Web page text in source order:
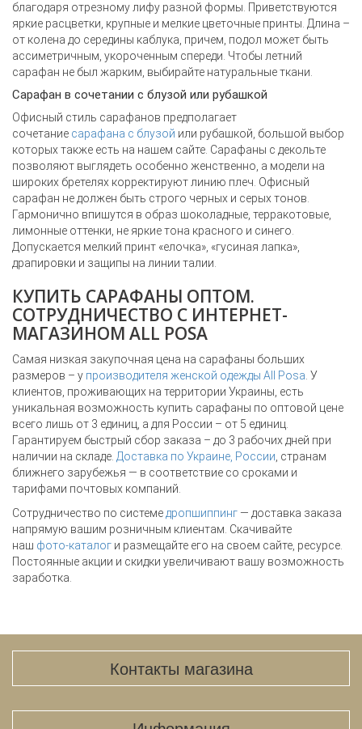
благодаря отрезному лифу разной формы. Приветствуются
яркие расцветки, крупные и мелкие цветочные принты. Длина –
от колена до середины каблука, причем, подол может быть
ассиметричным, укороченным спереди. Чтобы летний
сарафан не был жарким, выбирайте натуральные ткани.
Сарафан в сочетании с блузой или рубашкой
Офисный стиль сарафанов предполагает
сочетание сарафана с блузой или рубашкой, большой выбор
которых также есть на нашем сайте. Сарафаны с декольте
позволяют выглядеть особенно женственно, а модели на
широких бретелях корректируют линию плеч. Офисный
сарафан не должен быть строго черных и серых тонов.
Гармонично впишутся в образ шоколадные, терракотовые,
лимонные оттенки, не яркие тона красного и синего.
Допускается мелкий принт «елочка», «гусиная лапка»,
драпировки и защипы на линии талии.
КУПИТЬ САРАФАНЫ ОПТОМ.
СОТРУДНИЧЕСТВО С ИНТЕРНЕТ-
МАГАЗИНОМ ALL POSA
Самая низкая закупочная цена на сарафаны больших
размеров – у производителя женской одежды All Posa . У
клиентов, проживающих на территории Украины, есть
уникальная возможность купить сарафаны по оптовой цене
всего лишь от 3 единиц, а для России – от 5 единиц.
Гарантируем быстрый сбор заказа – до 3 рабочих дней при
наличии на складе. Доставка по Украине, России , странам
ближнего зарубежья — в соответствие со сроками и
тарифами почтовых компаний.
Сотрудничество по системе дропшиппинг — доставка заказа
напрямую вашим розничным клиентам. Скачивайте
наш фото-каталог и размещайте его на своем сайте, ресурсе.
Постоянные акции и скидки увеличивают вашу возможность
заработка.
Контакты магазина